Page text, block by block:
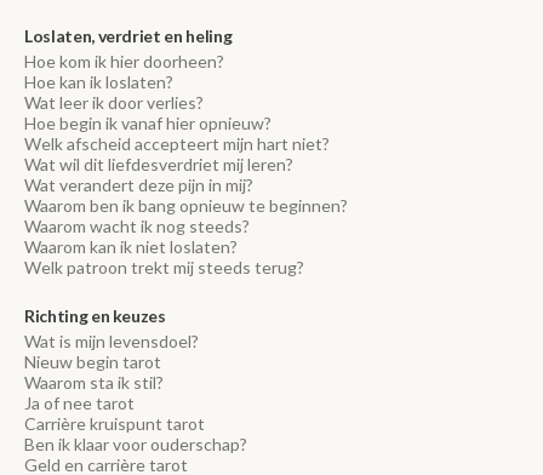
Loslaten, verdriet en heling
Hoe kom ik hier doorheen?
Hoe kan ik loslaten?
Wat leer ik door verlies?
Hoe begin ik vanaf hier opnieuw?
Welk afscheid accepteert mijn hart niet?
Wat wil dit liefdesverdriet mij leren?
Wat verandert deze pijn in mij?
Waarom ben ik bang opnieuw te beginnen?
Waarom wacht ik nog steeds?
Waarom kan ik niet loslaten?
Welk patroon trekt mij steeds terug?
Richting en keuzes
Wat is mijn levensdoel?
Nieuw begin tarot
Waarom sta ik stil?
Ja of nee tarot
Carrière kruispunt tarot
Ben ik klaar voor ouderschap?
Geld en carrière tarot